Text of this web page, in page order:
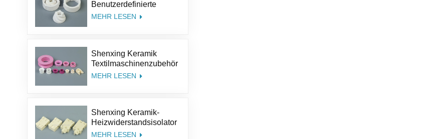
Benutzerdefinierte
Größe Struktur Salz Kit
Grate
MEHR LESEN
Shenxing Keramik
Textilmaschinenzubehör
95% Keramikteil
MEHR LESEN
Shenxing Keramik-
Heizwiderstandsisolator
Thermoelement Keramik
MEHR LESEN